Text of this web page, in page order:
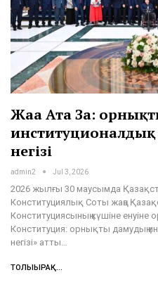
Жаңа Ата Заң:
негізі
admin2 Jul 3, 2026
2026 жылғы 30 маусымда
Конституциялық Соты жаңа
Конституциясының күшіне енуіне
Конституция: орнықты дамудың
негізі» атты…
ТОЛЫҒЫРАҚ...